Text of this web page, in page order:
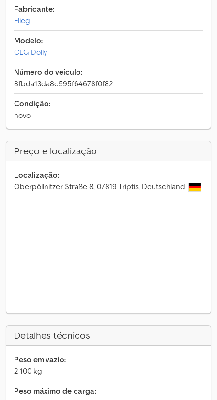
Fabricante:
Fliegl
Modelo:
CLG Dolly
Número do veículo:
8fbda13da8c595f64678f0f82
Condição:
novo
Preço e localização
Localização:
Oberpöllnitzer Straße 8, 07819 Triptis, Deutschland
Detalhes técnicos
Peso em vazio:
2 100 kg
Peso máximo de carga: